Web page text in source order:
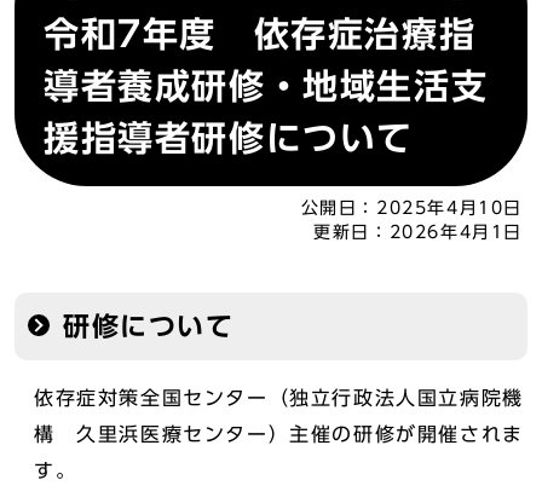
令和7年度 依存症治療指
導者養成研修・地域生活支
援指導者研修について
公開日： 2025年4月10日
更新日：
2026年4月1日
研修について
依存症対策全国センター（独立行政法人国立病院機
構 久里浜医療センター）主催の研修が開催されま
す。